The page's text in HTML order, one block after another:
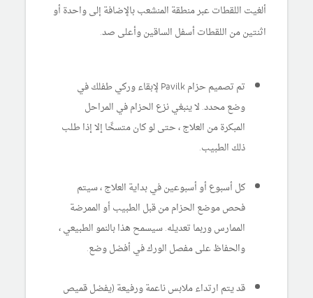
ألغيت اللقطات عبر منطقة المنشعب بالإضافة إلى واحدة أو
اثنتين من اللقطات أسفل الساقين وأعلى صد.
تم تصميم حزام Pavilk لإبقاء وركي طفلك في
وضع محدد. لا ينبغي نزع الحزام في المراحل
المبكرة من العلاج ، حتى لو كان متسخًا إلا إذا طلب
ذلك الطبيب.
كل أسبوع أو أسبوعين في بداية العلاج ، سيتم
فحص موضع الحزام من قبل الطبيب أو الممرضة
الممارس وربما تعديله. سيسمح هذا بالنمو الطبيعي ،
والحفاظ على مفصل الورك في أفضل وضع.
قد يتم ارتداء ملابس ناعمة ورفيعة (يفضل قميص